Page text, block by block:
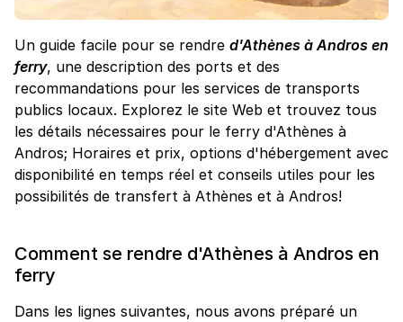
Un guide facile pour se rendre d'Athènes à Andros en
ferry, une description des ports et des
recommandations pour les services de transports
publics locaux. Explorez le site Web et trouvez tous
les détails nécessaires pour le ferry d'Athènes à
Andros; Horaires et prix, options d'hébergement avec
disponibilité en temps réel et conseils utiles pour les
possibilités de transfert à Athènes et à Andros!
Comment se rendre d'Athènes à Andros en
ferry
Dans les lignes suivantes, nous avons préparé un